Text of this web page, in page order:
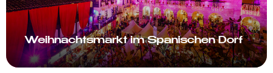
Weihnachtsmarkt im Spanischen Dorf